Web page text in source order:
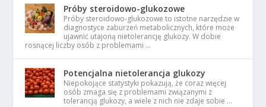
Próby steroidowo-glukozowe
Próby steroidowo-glukozowe to istotne narzędzie w
diagnostyce zaburzeń metabolicznych, które może
ujawnić utajoną nietolerancję glukozy. W dobie
rosnącej liczby osób z problemami …
Potencjalna nietolerancja glukozy
Niepokojące statystyki pokazują, że coraz więcej
osób zmaga się z problemami związanymi z
tolerancją glukozy, a wiele z nich nie zdaje sobie …